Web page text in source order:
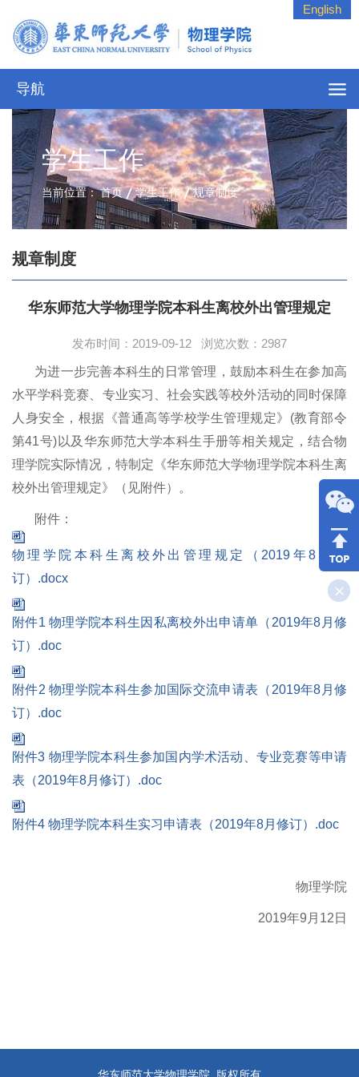
English
导航
学生工作
当前位置：首页 学生工作 规章制度
规章制度
华东师范大学物理学院本科生离校外出管理规定
发布时间：2019-09-12 浏览次数： 2987
为进一步完善本科生的日常管理，鼓励本科生在参加高
水平学科竞赛、专业实习、社会实践等校外活动的同时保障
人身安全，根据《普通高等学校学生管理规定》(教育部令
第41号)以及华东师范大学本科生手册等相关规定，结合物
理学院实际情况，特制定《华东师范大学物理学院本科生离
校外出管理规定》（见附件）。
附件：
物理学院本科生离校外出管理规定（2019年8月修
订）.docx
附件1 物理学院本科生因私离校外出申请单（2019年8月修
订）.doc
附件2 物理学院本科生参加国际交流申请表（2019年8月修
订）.doc
附件3 物理学院本科生参加国内学术活动、专业竞赛等申请
表（2019年8月修订）.doc
附件4 物理学院本科生实习申请表（2019年8月修订）.doc
物理学院
2019年9月12日